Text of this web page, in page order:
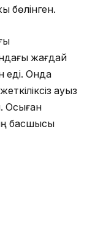
бөлінген.
жағдай
еді. Онда
ауыз
Осыған
басшысы